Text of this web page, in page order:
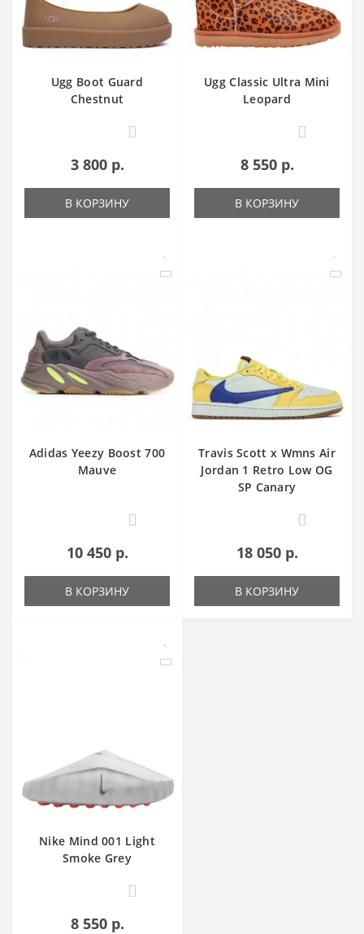
Ugg Boot Guard
Chestnut
0
3 800 р.
В КОРЗИНУ
Ugg Classic Ultra Mini
Leopard
0
8 550 р.
В КОРЗИНУ
Adidas Yееzy Boost 700
Mauve
0
10 450 р.
В КОРЗИНУ
Travis Scott x Wmns Air
Jordan 1 Retro Low OG
SP Canary
0
18 050 р.
В КОРЗИНУ
Nike Mind 001 Light
Smoke Grey
0
8 550 р.